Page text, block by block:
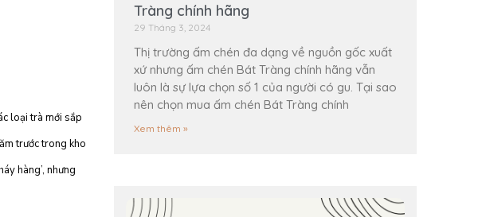
loại trà mới sắp
trước trong kho
hàng’, nhưng
Tràng chính hãng
29 Tháng 3, 2024
Thị trường ấm chén đa dạng về nguồn gốc xuất
xứ nhưng ấm chén Bát Tràng chính hãng vẫn
luôn là sự lựa chọn số 1 của người có gu. Tại sao
nên chọn mua ấm chén Bát Tràng chính
Xem thêm »